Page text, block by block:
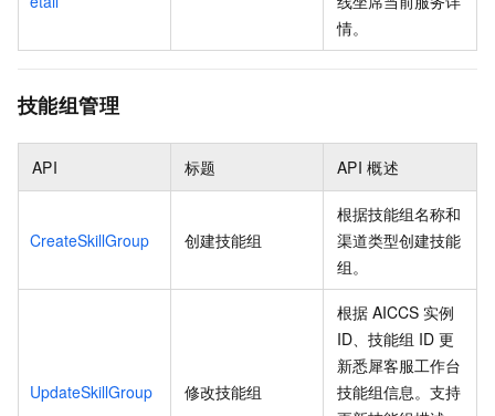
情。
技能组管理
API 标题 API 概述
CreateSkillGroup 创建技能组
根据技能组名称和
渠道类型创建技能
组。
UpdateSkillGroup 修改技能组
根据 AICCS 实例
ID、技能组 ID 更
新悉犀客服工作台
技能组信息。支持